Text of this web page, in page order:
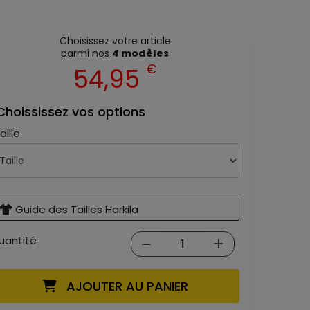
Choisissez votre article
parmi nos 4 modèles
54,95 €
vos options
Guide des Tailles Harkila
AJOUTER AU PANIER